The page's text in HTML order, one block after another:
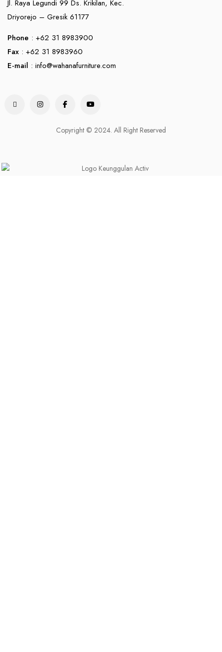
Jl. Raya Legundi 99 Ds. Krikilan, Kec.
Driyorejo – Gresik 61177
Phone : +62 31 8983900
Fax : +62 31 8983960
E-mail : info@wahanafurniture.com
Copyright © 2024. All Right Reserved